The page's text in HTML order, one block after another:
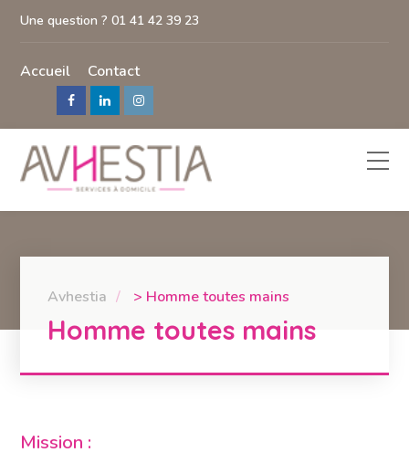
Une question ? 01 41 42 39 23
Accueil Contact
Avhestia > Homme toutes mains
Homme toutes mains
Mission :